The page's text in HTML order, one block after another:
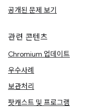
공개된 문제 보기
관련 콘텐츠
Chromium 업데이트
우수사례
보관처리
팟캐스트 및 프로그램